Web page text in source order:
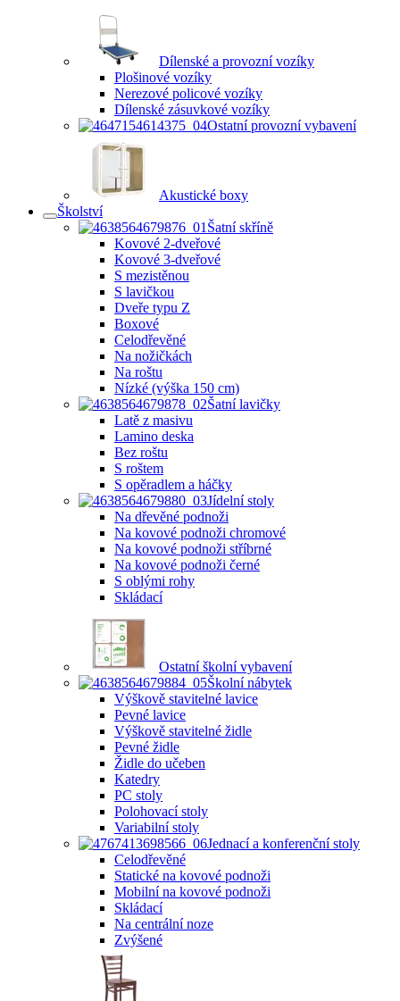
Dílenské a provozní vozíky
Plošinové vozíky
Nerezové policové vozíky
Dílenské zásuvkové vozíky
Ostatní provozní vybavení
Akustické boxy
Školství
Šatní skříně
Kovové 2-dveřové
Kovové 3-dveřové
S mezistěnou
S lavičkou
Dveře typu Z
Boxové
Celodřevěné
Na nožičkách
Na roštu
Nízké (výška 150 cm)
Šatní lavičky
Latě z masivu
Lamino deska
Bez roštu
S roštem
S opěradlem a háčky
Jídelní stoly
Na dřevěné podnoži
Na kovové podnoži chromové
Na kovové podnoži stříbrné
Na kovové podnoži černé
S oblými rohy
Skládací
Ostatní školní vybavení
Školní nábytek
Výškově stavitelné lavice
Pevné lavice
Výškově stavitelné židle
Pevné židle
Židle do učeben
Katedry
PC stoly
Polohovací stoly
Variabilní stoly
Jednací a konferenční stoly
Celodřevěné
Statické na kovové podnoži
Mobilní na kovové podnoži
Skládací
Na centrální noze
Zvýšené